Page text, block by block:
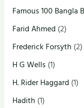
Famous 100 Bangla
Farid Ahmed (2)
Frederick Forsyth (2)
H G Wells (1)
H. Rider Haggard (1)
Hadith (1)